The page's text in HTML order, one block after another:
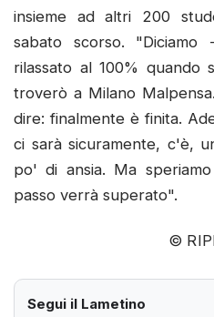
insieme ad altri 200
sabato scorso.
rilassato al 100% quando
troverò a Milano
dire: finalmente è finita.
ci sarà sicuramente, c'è,
po' di ansia. Ma
passo verrà superato".
©
Segui il Lametino